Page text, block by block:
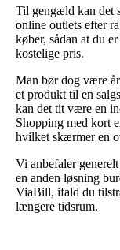
Til gengæld kan det
online outlets efter
køber, sådan at du
kostelige pris.
Man bør dog være
et produkt til en
kan det tit være en
Shopping med kort
hvilket skærmer en
Vi anbefaler
en anden løsning
ViaBill, ifald du
længere tidsrum.